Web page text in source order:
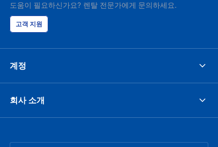
도움이 필요하신가요? 렌탈 전문가에게 문의하세요.
고객 지원
계정
회사 소개